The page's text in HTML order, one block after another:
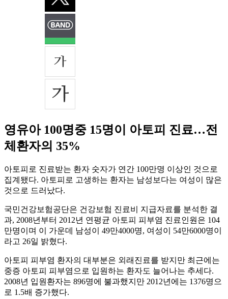
영유아 100명중 15명이 아토피 진료…전
체환자의 35%
아토피로 진료받는 환자 숫자가 연간 100만명 이상인 것으로
집계됐다. 아토피로 고생하는 환자는 남성보다는 여성이 많은
것으로 드러났다.
국민건강보험공단은 건강보험 진료비 지급자료를 분석한 결
과, 2008년부터 2012년 연평균 아토피 피부염 진료인원은 104
만명이며 이 가운데 남성이 49만4000명, 여성이 54만6000명이
라고 26일 밝혔다.
아토피 피부염 환자의 대부분은 외래진료를 받지만 최근에는
중증 아토피 피부염으로 입원하는 환자도 늘어나는 추세다.
2008년 입원환자는 896명에 불과했지만 2012년에는 1376명으
로 1.5배 증가했다.